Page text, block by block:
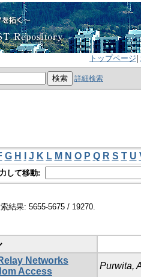
トップページ
詳細検索
G H J K L M N O P Q R S T U
して移動:
結果: 5655-5675 / 19270.
Networks
Access
Purwita,